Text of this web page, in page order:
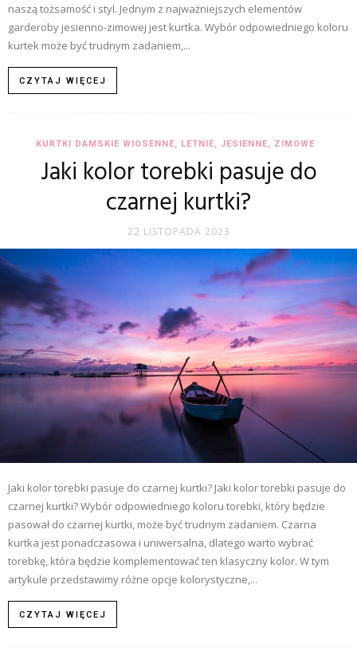
naszą tożsamość i styl. Jednym z najważniejszych elementów
garderoby jesienno-zimowej jest kurtka. Wybór odpowiedniego koloru
kurtek może być trudnym zadaniem,...
CZYTAJ WIĘCEJ
KURTKI DAMSKIE WIOSENNE, LETNIE, JESIENNE, ZIMOWE
Jaki kolor torebki pasuje do
czarnej kurtki?
22 LISTOPADA 2023
Jaki kolor torebki pasuje do czarnej kurtki? Jaki kolor torebki pasuje do
czarnej kurtki? Wybór odpowiedniego koloru torebki, który będzie
pasował do czarnej kurtki, może być trudnym zadaniem. Czarna
kurtka jest ponadczasowa i uniwersalna, dlatego warto wybrać
torebkę, która będzie komplementować ten klasyczny kolor. W tym
artykule przedstawimy różne opcje kolorystyczne,...
CZYTAJ WIĘCEJ